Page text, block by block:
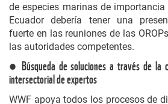
de especies marinas de
Ecuador debería tener una
fuerte en las reuniones de las
las autoridades competentes.
● Búsqueda de soluciones a través de la
intersectorial de expertos
WWF apoya todos los procesos de